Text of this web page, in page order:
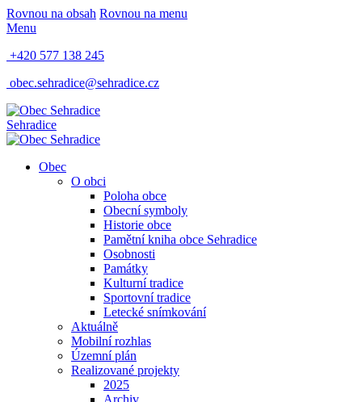
Rovnou na obsah Rovnou na menu
Menu
+420 577 138 245
obec.sehradice@sehradice.cz
Sehradice
Obec
O obci
Poloha obce
Obecní symboly
Historie obce
Pamětní kniha obce Sehradice
Osobnosti
Památky
Kulturní tradice
Sportovní tradice
Letecké snímkování
Aktuálně
Mobilní rozhlas
Územní plán
Realizované projekty
2025
Archiv